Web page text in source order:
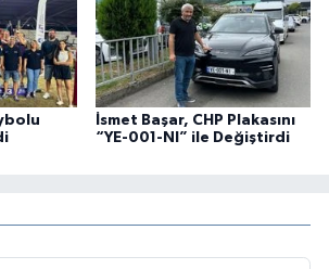
İsmet Başar, CHP Plakasını
“YE-001-NI” ile Değiştirdi